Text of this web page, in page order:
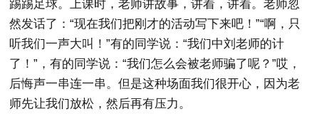
踢踢足球。上课时，老师讲故事，讲着，讲着。老师忽
然发话了：“现在我们把刚才的活动写下来吧！”“啊，只
听我们一声大叫！”有的同学说：“我们中刘老师的计
了！”，有的同学说：“我们怎么会被老师骗了呢？”哎，
后悔声一串连一串。但是这种场面我们很开心，因为老
师先让我们放松，然后再有压力。